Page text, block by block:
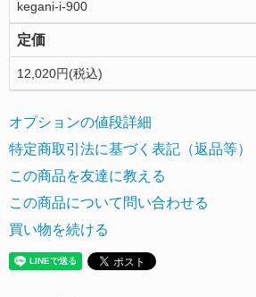
kegani-i-900
定価
12,020円(税込)
オプションの値段詳細
特定商取引法に基づく表記（返品等）
この商品を友達に教える
この商品について問い合わせる
買い物を続ける